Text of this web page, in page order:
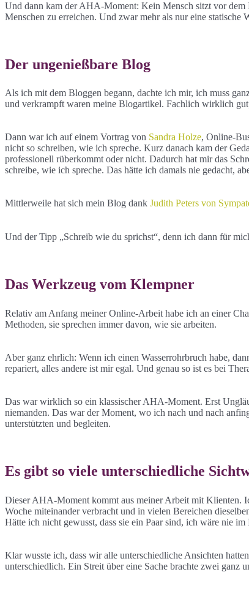
Und dann kam der AHA-Moment: Kein Mensch sitzt vor dem
Menschen zu erreichen. Und zwar mehr als nur eine
Der ungenießbare Blog
Als ich mit dem Bloggen begann, dachte ich mir, ich muss
und verkrampft waren meine Blogartikel. Fachlich wirklich
Dann war ich auf einem Vortrag von Sandra Holze, Online-
nicht so schreiben, wie ich spreche. Kurz danach kam der
professionell rüberkommt oder nicht. Dadurch hat mir das
schreibe, wie ich spreche. Das hätte ich damals nie gedacht,
Mittlerweile hat sich mein Blog dank Judith Peters von
Und der Tipp „Schreib wie du sprichst“, denn ich dann für
Das Werkzeug vom Klempner
Relativ am Anfang meiner Online-Arbeit habe ich an einer
Methoden, sie sprechen immer davon, wie sie arbeiten.
Aber ganz ehrlich: Wenn ich einen Wasserrohrbruch habe,
repariert, alles andere ist mir egal. Und genau so ist es bei
Das war wirklich so ein klassischer AHA-Moment. Erst
niemanden. Das war der Moment, wo ich nach und nach
unterstützten und begleiten.
Es gibt so viele unterschiedliche
Dieser AHA-Moment kommt aus meiner Arbeit mit Klienten.
Woche miteinander verbracht und in vielen Bereichen
Hätte ich nicht gewusst, dass sie ein Paar sind, ich wäre nie
Klar wusste ich, dass wir alle unterschiedliche Ansichten
unterschiedlich. Ein Streit über eine Sache brachte zwei ganz